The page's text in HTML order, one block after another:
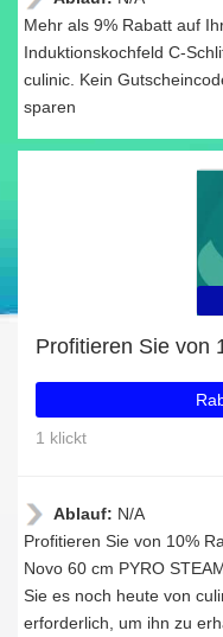
Mehr als 9% Rabatt auf
Induktionskochfeld C-
culinic. Kein
sparen
1 klickt
Ablauf: N/A
Profitieren Sie von 10%
Novo 60 cm PYRO
Sie es noch heute von
erforderlich, um ihn zu